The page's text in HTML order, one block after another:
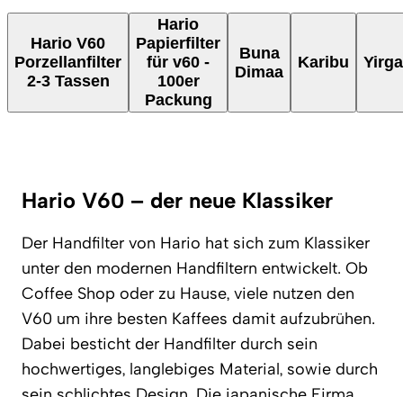
Hario V60
Porzellanfilter
2-3 Tassen
Hario
Papierfilter
für v60 -
100er
Packung
Buna
Dimaa
Karibu
Hario V60 – der neue Klassiker
Der Handfilter von Hario hat sich zum Klassiker
unter den modernen Handfiltern entwickelt. Ob
Coffee Shop oder zu Hause, viele nutzen den
V60 um ihre besten Kaffees damit aufzubrühen.
Dabei besticht der Handfilter durch sein
hochwertiges, langlebiges Material, sowie durch